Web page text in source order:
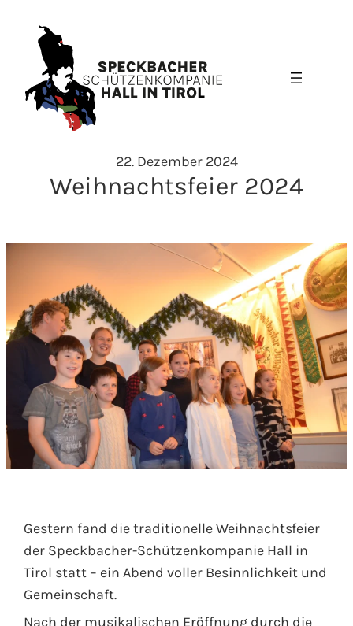
Inhalt
springen
22. Dezember 2024
Weihnachtsfeier 2024
Gestern fand die traditionelle Weihnachtsfeier
der Speckbacher-Schützenkompanie Hall in
Tirol statt – ein Abend voller Besinnlichkeit und
Gemeinschaft.
Nach der musikalischen Eröffnung durch die